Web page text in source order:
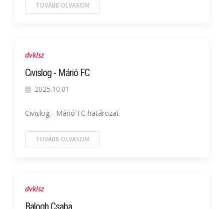
TOVÁBB OLVASOM
dvklsz
Civislog - Márió FC
2025.10.01
Civislog - Márió FC határozat
TOVÁBB OLVASOM
dvklsz
Balogh Csaba